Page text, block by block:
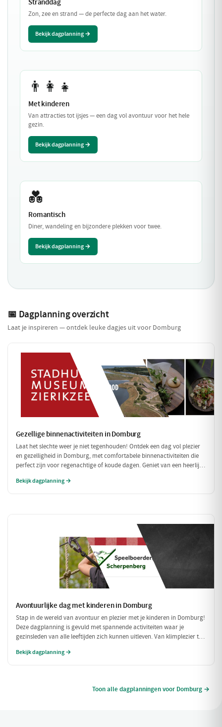
Zon, zee en strand — de perfecte dag aan het water.
Bekijk dagplanning →
👨‍👩‍👧
Met kinderen
Van attracties tot ijsjes — een dag vol avontuur voor het hele
gezin.
Bekijk dagplanning →
💑
Romantisch
Diner, wandeling en bijzondere plekken voor twee.
Bekijk dagplanning →
📅 Dagplanning overzicht
Laat je inspireren — ontdek leuke dagjes uit voor Domburg
Gezellige binnenactiviteiten in Domburg
Laat het slechte weer je niet tegenhouden! Ontdek een dag vol plezier
en gezelligheid in Domburg, met comfortabele binnenactiviteiten die
perfect zijn voor regenachtige of koude dagen. Geniet van een heerlijke
Bekijk dagplanning →
Avontuurlijke dag met kinderen in Domburg
Stap in de wereld van avontuur en plezier met je kinderen in Domburg!
Deze dagplanning is gevuld met spannende activiteiten waar je
gezinsleden van alle leeftijden zich kunnen uitleven. Van klimplezier tot
Bekijk dagplanning →
Toon alle dagplanningen voor Domburg →